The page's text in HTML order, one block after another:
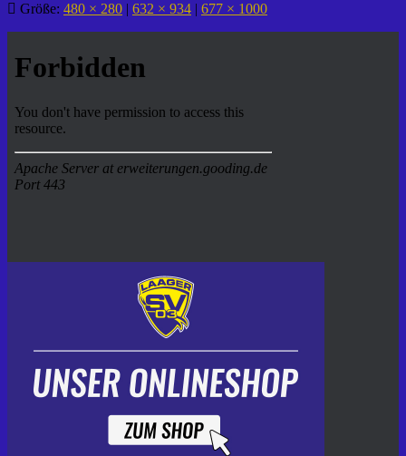
Größe: 480 × 280 | 632 × 934 | 677 × 1000